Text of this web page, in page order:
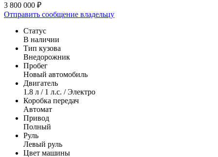
3 800 000 ₽
Отправить сообщение владельцу
Статус
В наличии
Тип кузова
Внедорожник
Пробег
Новый автомобиль
Двигатель
1.8 л / 1 л.с. / Электро
Коробка передач
Автомат
Привод
Полный
Руль
Левый руль
Цвет машины